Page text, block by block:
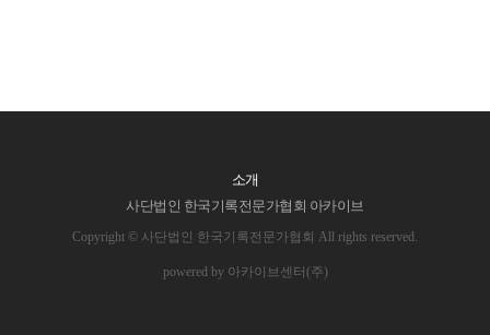
소개
사단법인 한국기록전문가협회 아카이브
Copyright © 사단법인 한국기록전문가협회 All rights reserved.
powered by 아카이브센터(주)